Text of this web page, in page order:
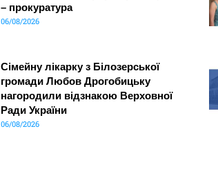
– прокуратура
06/08/2026
Сімейну лікарку з Білозерської
громади Любов Дрогобицьку
нагородили відзнакою Верховної
Ради України
06/08/2026